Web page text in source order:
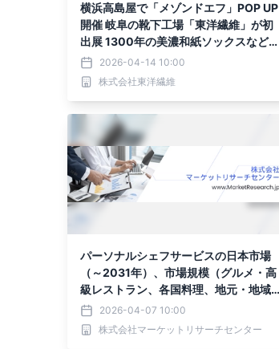
横浜高島屋で「メゾンドエフ」POP UP
開催 岐阜の靴下工場「東洋繊維」が初
出展 1300年の美濃和紙ソックスなど産
地ブランドが集結
2026-04-14 10:00
株式会社東洋繊維
パーソナルシェフサービスの日本市場
（～2031年）、市場規模（グルメ・高
級レストラン、各国料理、地元・地域
の料理）・分析レポートを発表
2026-04-07 10:00
株式会社マーケットリサーチセンター